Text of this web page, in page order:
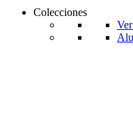
Colecciones